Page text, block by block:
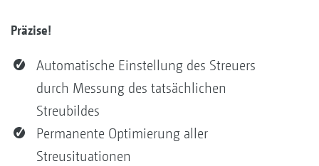
Präzise!
Automatische Einstellung des Streuers
durch Messung des tatsächlichen
Streubildes
Permanente Optimierung aller
Streusituationen